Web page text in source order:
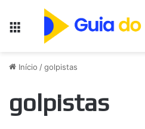
Início /golpistas
golpistas